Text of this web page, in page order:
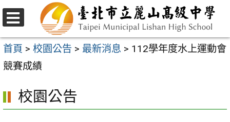
跳
至
主
要
容
區
選
單
首頁 > 校園公告 > 最新消息 > 112學年度水上運動會
競賽成績
校園公告